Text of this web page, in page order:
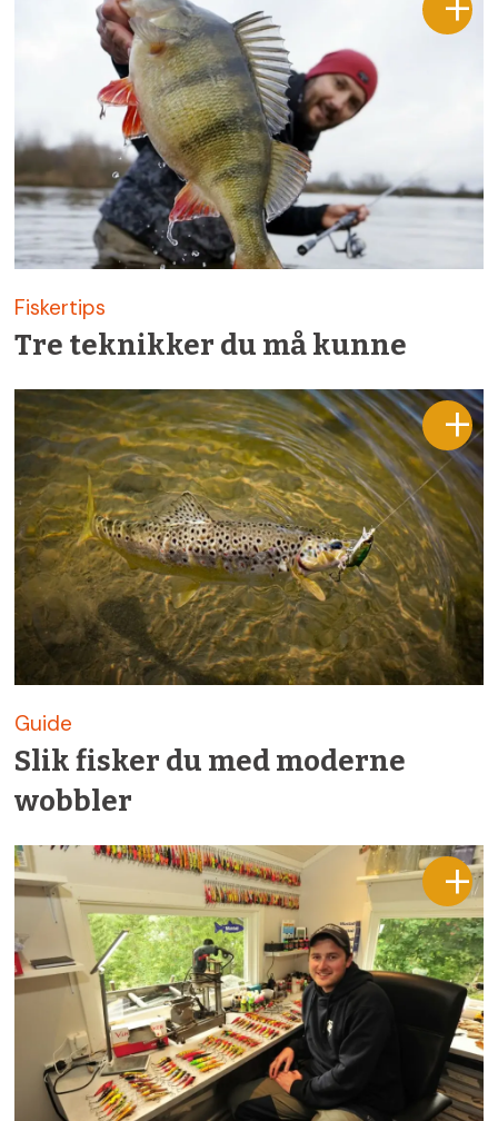
Fiskertips
Tre teknikker du må kunne
Guide
Slik fisker du med moderne
wobbler